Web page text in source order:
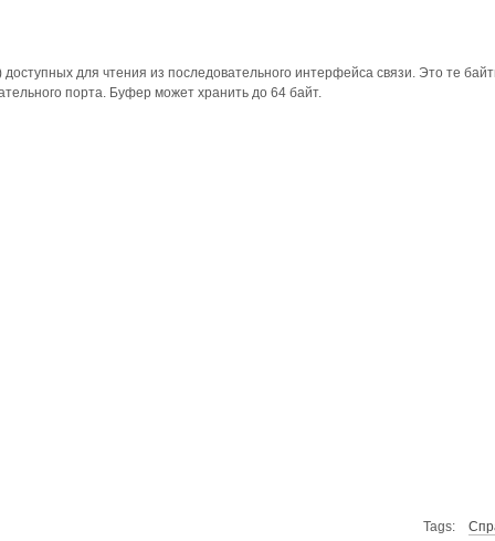
для чтения из последовательного интерфейса связи. Это те
порта. Буфер может хранить до 64 байт.
Tags: